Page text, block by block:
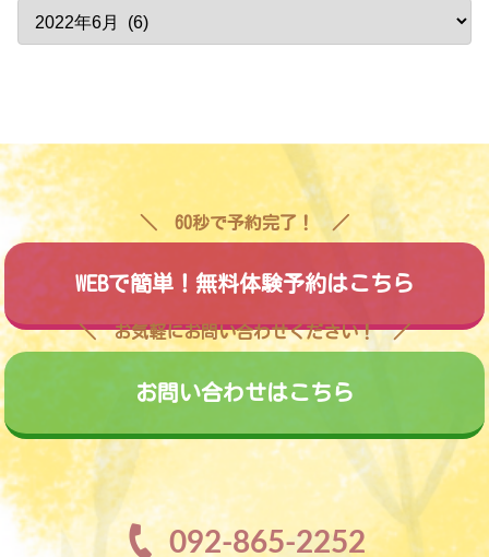
60秒で予約完了！
WEBで簡単！無料体験予約はこちら
お気軽にお問い合わせください！
お問い合わせはこちら
092-865-2252